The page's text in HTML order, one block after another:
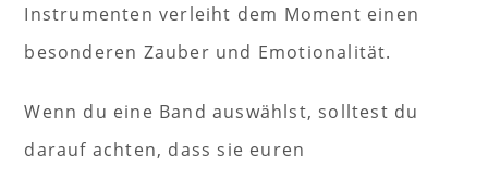
Instrumenten verleiht dem Moment einen
besonderen Zauber und Emotionalität.
Wenn du eine Band auswählst, solltest du
darauf achten, dass sie euren